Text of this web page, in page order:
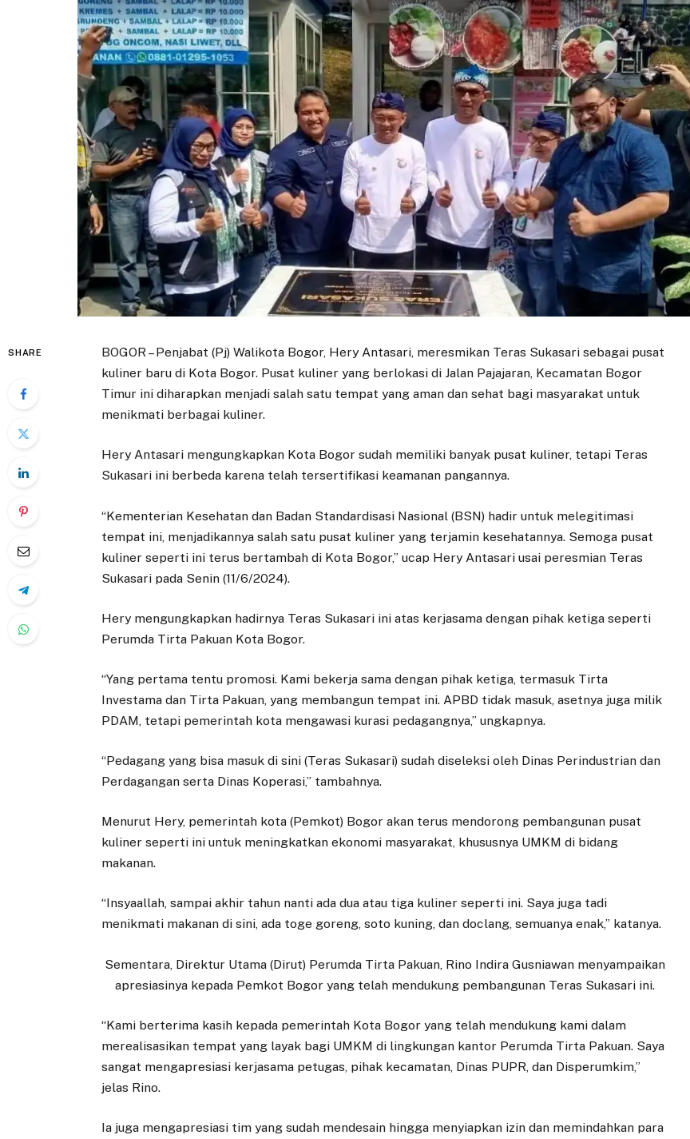
SHARE
BOGOR – Penjabat (Pj) Walikota Bogor, Hery Antasari, meresmikan Teras Sukasari sebagai pusat
kuliner baru di Kota Bogor. Pusat kuliner yang berlokasi di Jalan Pajajaran, Kecamatan Bogor
Timur ini diharapkan menjadi salah satu tempat yang aman dan sehat bagi masyarakat untuk
menikmati berbagai kuliner.
Hery Antasari mengungkapkan Kota Bogor sudah memiliki banyak pusat kuliner, tetapi Teras
Sukasari ini berbeda karena telah tersertifikasi keamanan pangannya.
“Kementerian Kesehatan dan Badan Standardisasi Nasional (BSN) hadir untuk melegitimasi
tempat ini, menjadikannya salah satu pusat kuliner yang terjamin kesehatannya. Semoga pusat
kuliner seperti ini terus bertambah di Kota Bogor,” ucap Hery Antasari usai peresmian Teras
Sukasari pada Senin (11/6/2024).
Hery mengungkapkan hadirnya Teras Sukasari ini atas kerjasama dengan pihak ketiga seperti
Perumda Tirta Pakuan Kota Bogor.
“Yang pertama tentu promosi. Kami bekerja sama dengan pihak ketiga, termasuk Tirta
Investama dan Tirta Pakuan, yang membangun tempat ini. APBD tidak masuk, asetnya juga milik
PDAM, tetapi pemerintah kota mengawasi kurasi pedagangnya,” ungkapnya.
“Pedagang yang bisa masuk di sini (Teras Sukasari) sudah diseleksi oleh Dinas Perindustrian dan
Perdagangan serta Dinas Koperasi,” tambahnya.
Menurut Hery, pemerintah kota (Pemkot) Bogor akan terus mendorong pembangunan pusat
kuliner seperti ini untuk meningkatkan ekonomi masyarakat, khususnya UMKM di bidang
makanan.
“Insyaallah, sampai akhir tahun nanti ada dua atau tiga kuliner seperti ini. Saya juga tadi
menikmati makanan di sini, ada toge goreng, soto kuning, dan doclang, semuanya enak,” katanya.
Sementara, Direktur Utama (Dirut) Perumda Tirta Pakuan, Rino Indira Gusniawan menyampaikan
apresiasinya kepada Pemkot Bogor yang telah mendukung pembangunan Teras Sukasari ini.
“Kami berterima kasih kepada pemerintah Kota Bogor yang telah mendukung kami dalam
merealisasikan tempat yang layak bagi UMKM di lingkungan kantor Perumda Tirta Pakuan. Saya
sangat mengapresiasi kerjasama petugas, pihak kecamatan, Dinas PUPR, dan Disperumkim,”
jelas Rino.
Ia juga mengapresiasi tim yang sudah mendesain hingga menyiapkan izin dan memindahkan para